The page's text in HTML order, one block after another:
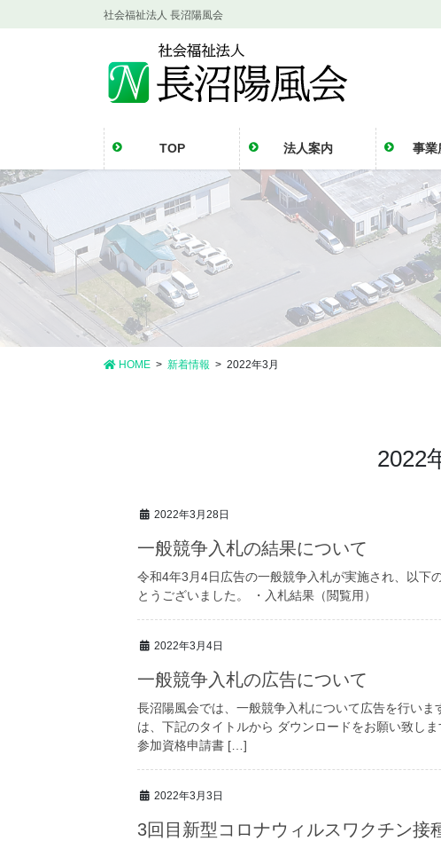
移
動
社会福祉法人 長沼陽風会
TOP 法人案内 事業
HOME 新着情報 2022年3月
2022
2022年3月28日
一般競争入札の結果について
令和4年3月4日広告の一般競争入札が実施され、以下
とうございました。 ・入札結果（閲覧用）
2022年3月4日
一般競争入札の広告について
長沼陽風会では、一般競争入札について広告を行い
は、下記のタイトルから ダウンロードをお願い致
参加資格申請書 […]
2022年3月3日
3回目新型コロナウィルスワクチン接